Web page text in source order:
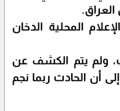
المحلية الدخان
ولم يتم الكشف عن
أن الحادث ربما نجم